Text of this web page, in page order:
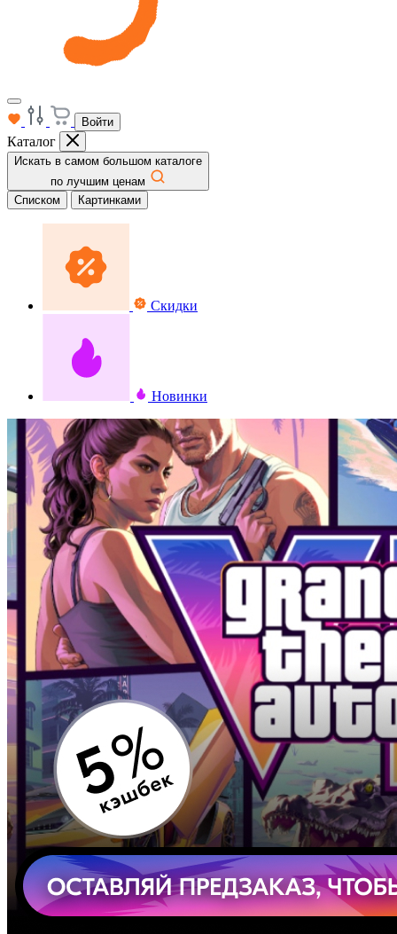
Войти
Каталог
Искать в самом большом каталоге
по лучшим ценам
Списком
Картинками
Скидки
Новинки